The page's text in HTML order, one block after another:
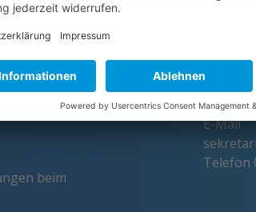
leben – An diesen
am Werner-Jaeger-
beim
41334
E-Mail
Telefon